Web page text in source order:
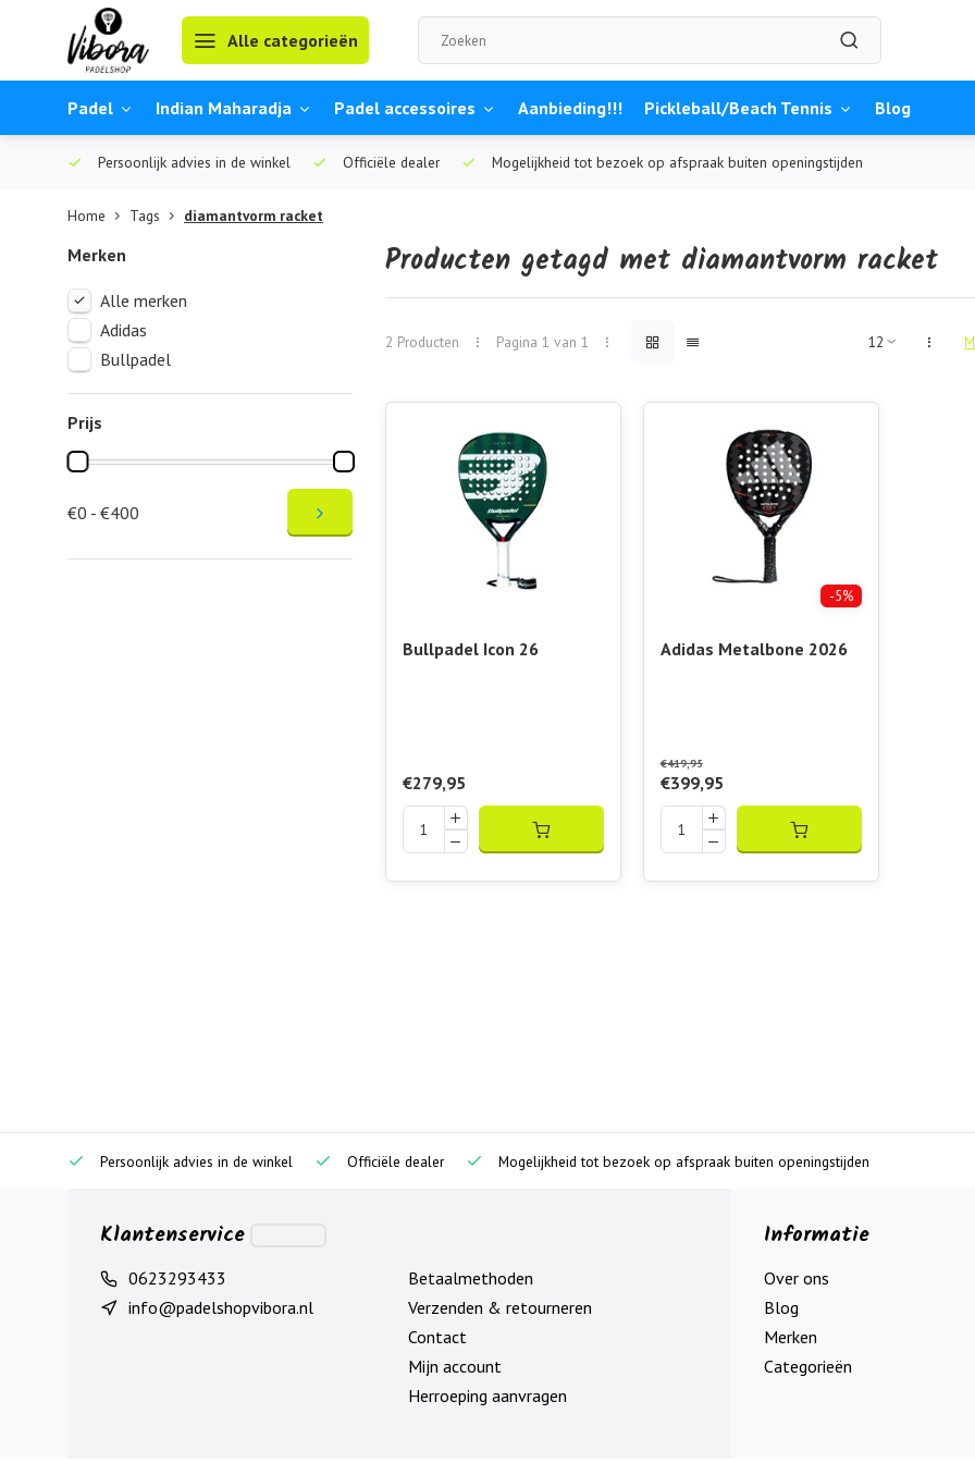
Alle categorieën
Padel Indian Maharadja Padel accessoires Aanbieding!!! Pickleball/Beach Tennis Blog
Persoonlijk advies in de winkel Officiële dealer Mogelijkheid tot bezoek op afspraak buiten openingstijden
Home Tags diamantvorm racket
Merken
Alle merken
Adidas
Bullpadel
Prijs
€0 - €400
Producten getagd met diamantvorm racket
2 Producten Pagina 1 van 1
Bullpadel Icon 26
€279,95
-5%
Adidas Metalbone 2026
€419,95
€399,95
Persoonlijk advies in de winkel Officiële dealer Mogelijkheid tot bezoek op afspraak buiten openingstijden
Klantenservice
0623293433
info@padelshopvibora.nl
Betaalmethoden
Verzenden & retourneren
Contact
Mijn account
Herroeping aanvragen
Informatie
Over ons
Blog
Merken
Categorieën